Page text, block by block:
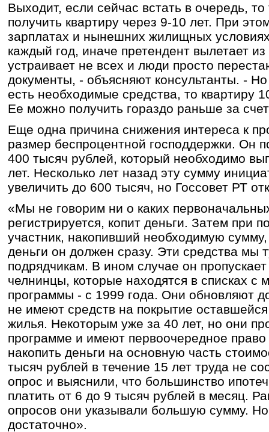
Выходит, если сейчас встать в очередь,
получить квартиру через 9-10 лет. При
зарплатах и нынешних жилищных
каждый год, иначе претендент вылетает
устраивает не всех и люди просто
документы, - объясняют консультанты. -
есть необходимые средства, то квартиру
Ее можно получить гораздо раньше за
Еще одна причина снижения интереса к
размер беспроцентной господдержки. Он
400 тысяч рублей, который необходимо
лет. Несколько лет назад эту сумму
увеличить до 600 тысяч, но Госсовет РТ
«Мы не говорим ни о каких
регистрируется, копит деньги. Затем при
участник, накопивший необходимую
деньги он должен сразу. Эти средства мы
подрядчикам. В ином случае он
челнинцы, которые находятся в списках с
программы - с 1999 года. Они обновляют
не имеют средств на покрытие
жилья. Некоторым уже за 40 лет, но они
программе и имеют первоочередное
накопить деньги на основную часть
тысяч рублей в течение 15 лет труда не
опрос и выяснили, что большинство
платить от 6 до 9 тысяч рублей в месяц.
опросов они указывали большую сумму. Но
достаточно».